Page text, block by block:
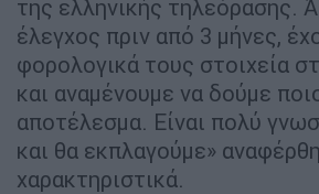
της ελληνικής τηλεόρασης.
έλεγχος πριν από 3 μήνες,
φορολογικά τους στοιχεία
και αναμένουμε να δούμε
αποτέλεσμα. Είναι πολύ
και θα εκπλαγούμε»
χαρακτηριστικά.